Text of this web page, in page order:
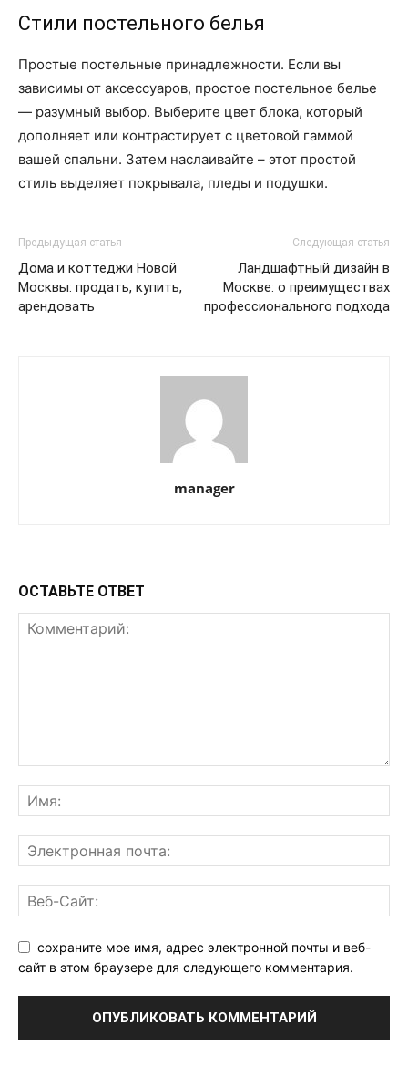
Стили постельного белья
Простые постельные принадлежности. Если вы
зависимы от аксессуаров, простое постельное белье
— разумный выбор. Выберите цвет блока, который
дополняет или контрастирует с цветовой гаммой
вашей спальни. Затем наслаивайте – этот простой
стиль выделяет покрывала, пледы и подушки.
Предыдущая статья
Дома и коттеджи Новой
Москвы: продать, купить,
арендовать
Следующая статья
Ландшафтный дизайн в
Москве: о преимуществах
профессионального подхода
manager
ОСТАВЬТЕ ОТВЕТ
сохраните мое имя, адрес электронной почты и веб-
сайт в этом браузере для следующего комментария.